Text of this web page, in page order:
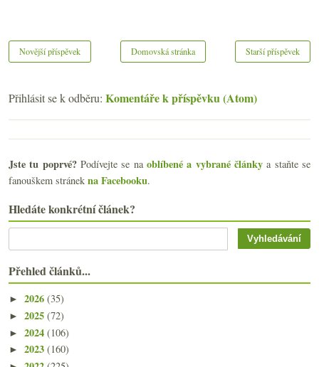
Novější příspěvek Starší příspěvek
Domovská stránka
Přihlásit se k odběru: Komentáře k příspěvku (Atom)
Jste tu poprvé?Podívejte se naoblíbené a vybrané články a staňte se
fanouškem stránek na Facebooku.
Hledáte konkrétní článek?
Přehled článků...
► 2026 (35)
► 2025 (72)
► 2024 (106)
► 2023 (160)